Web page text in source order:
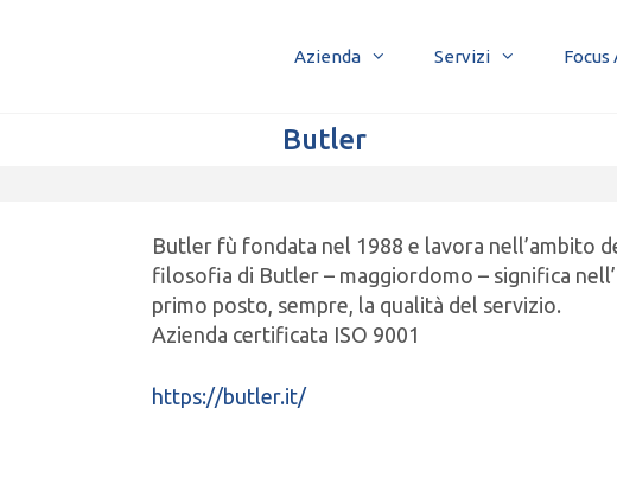
Azienda Servizi Focus
Butler
Butler fù fondata nel 1988 e lavora nell’ambito
filosofia di Butler – maggiordomo – significa
primo posto, sempre, la qualità del servizio.
Azienda certificata ISO 9001
https://butler.it/